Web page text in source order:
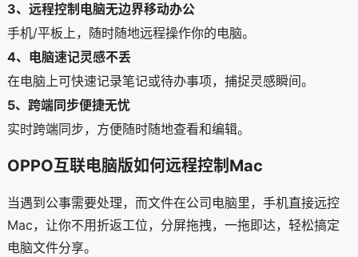
3、远程控制电脑无边界移动办公
手机/平板上，随时随地远程操作你的电脑。
4、电脑速记灵感不丢
在电脑上可快速记录笔记或待办事项，捕捉灵感瞬间。
5、跨端同步便捷无忧
实时跨端同步，方便随时随地查看和编辑。
OPPO互联电脑版如何远程控制Mac
当遇到公事需要处理，而文件在公司电脑里，手机直接远控
Mac，让你不用折返工位，分屏拖拽，一拖即达，轻松搞定
电脑文件分享。